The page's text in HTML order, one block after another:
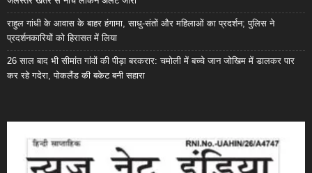
राहुल गांधी के आवास के बाहर हंगामा, साधु-संतों और महिलाओं का प्रदर्शन; पुलिस ने
प्रदर्शनकारियों को हिरासत में लिया
26 साल बाद भी सीमांत गांवों की पीड़ा बरकरार: चमोली में बच्चे जान जोखिम में डालकर पार
कर रहे गदेरा, पोकलैंड की बकेट बनी सहारा